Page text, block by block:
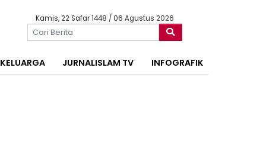
Kamis, 22 Safar 1448 / 06 Agustus 2026
KELUARGA JURNALISLAM TV INFOGRAFIK